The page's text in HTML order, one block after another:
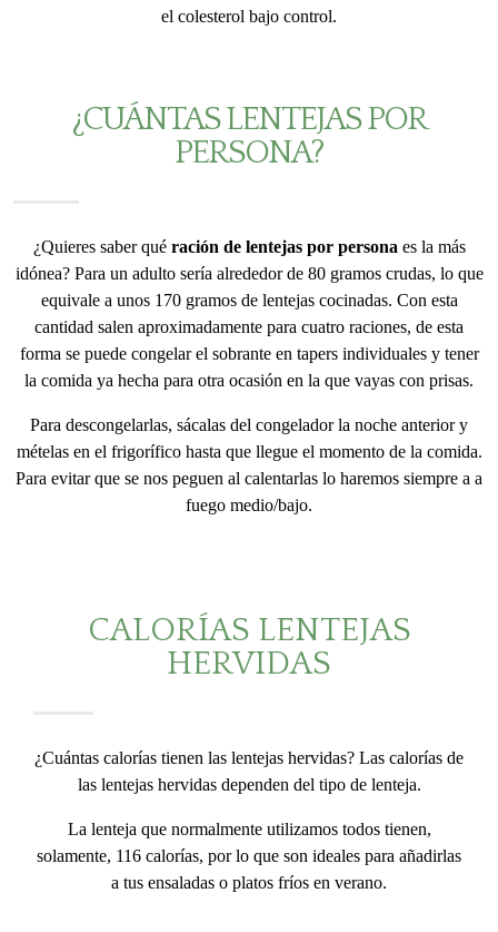
el colesterol bajo control.
¿CUÁNTAS LENTEJAS POR
PERSONA?
¿Quieres saber qué ración de lentejas por persona es la más
idónea? Para un adulto sería alrededor de 80 gramos crudas, lo que
equivale a unos 170 gramos de lentejas cocinadas. Con esta
cantidad salen aproximadamente para cuatro raciones, de esta
forma se puede congelar el sobrante en tapers individuales y tener
la comida ya hecha para otra ocasión en la que vayas con prisas.
Para descongelarlas, sácalas del congelador la noche anterior y
mételas en el frigorífico hasta que llegue el momento de la comida.
Para evitar que se nos peguen al calentarlas lo haremos siempre a a
fuego medio/bajo.
CALORÍAS LENTEJAS
HERVIDAS
¿Cuántas calorías tienen las lentejas hervidas? Las calorías de
las lentejas hervidas dependen del tipo de lenteja.
La lenteja que normalmente utilizamos todos tienen,
solamente, 116 calorías, por lo que son ideales para añadirlas
a tus ensaladas o platos fríos en verano.